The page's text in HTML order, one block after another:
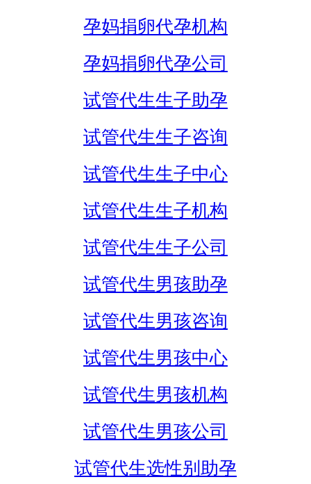
孕妈捐卵代孕机构
孕妈捐卵代孕公司
试管代生生子助孕
试管代生生子咨询
试管代生生子中心
试管代生生子机构
试管代生生子公司
试管代生男孩助孕
试管代生男孩咨询
试管代生男孩中心
试管代生男孩机构
试管代生男孩公司
试管代生选性别助孕